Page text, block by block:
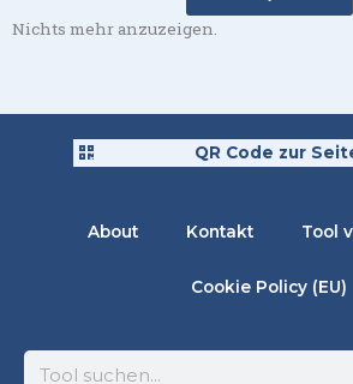
Nichts mehr anzuzeigen.
QR Code zur
About Kontakt Tool
Cookie Policy (EU)